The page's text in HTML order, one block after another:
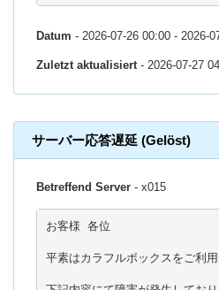
Datum - 2026-07-26 00:00 - 2026-
Zuletzt aktualisiert- 2026-07-27
サーバー応答遅延 (Gelöst)
Betreffend Server - x015
お客様 各位
平素はカラフルボックスをご利